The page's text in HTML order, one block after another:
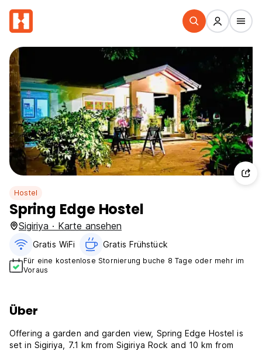
Hostel
Spring Edge Hostel
Sigiriya · Karte ansehen
Gratis WiFi Gratis Frühstück
Für eine kostenlose Stornierung buche 8 Tage oder mehr im
Voraus
Über
Offering a garden and garden view, Spring Edge Hostel is
set in Sigiriya, 7.1 km from Sigiriya Rock and 10 km from